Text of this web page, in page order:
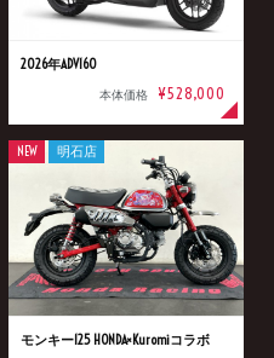
2026年ADV160
本体価格 ¥528,000
モンキー125 HONDA×Kuromiコラボ
NEW 明石店